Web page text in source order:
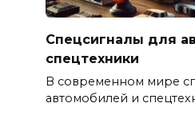
Спецсигналы для
спецтехники
В современном мире
автомобилей и